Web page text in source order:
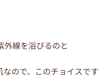
外線を浴びるのと
ので、このチョイスです